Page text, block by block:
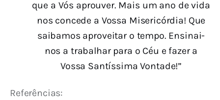
que a Vós aprouver. Mais um ano de vida
nos concede a Vossa Misericórdia! Que
saibamos aproveitar o tempo. Ensinai-
nos a trabalhar para o Céu e fazer a
Vossa Santíssima Vontade!”
Referências: